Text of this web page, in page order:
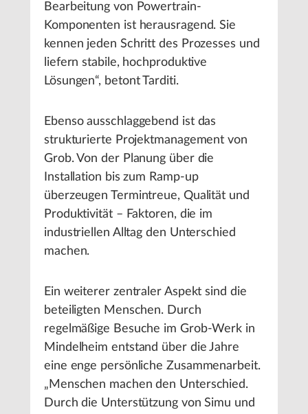
Bearbeitung von Powertrain-
Komponenten ist herausragend. Sie
kennen jeden Schritt des Prozesses und
liefern stabile, hochproduktive
Lösungen“, betont Tarditi.
Ebenso ausschlaggebend ist das
strukturierte Projektmanagement von
Grob. Von der Planung über die
Installation bis zum Ramp-up
überzeugen Termintreue, Qualität und
Produktivität – Faktoren, die im
industriellen Alltag den Unterschied
machen.
Ein weiterer zentraler Aspekt sind die
beteiligten Menschen. Durch
regelmäßige Besuche im Grob-Werk in
Mindelheim entstand über die Jahre
eine enge persönliche Zusammenarbeit.
„Menschen machen den Unterschied.
Durch die Unterstützung von Simu und